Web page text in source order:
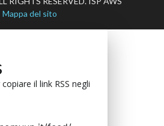
Mappa del sito
il link RSS negli